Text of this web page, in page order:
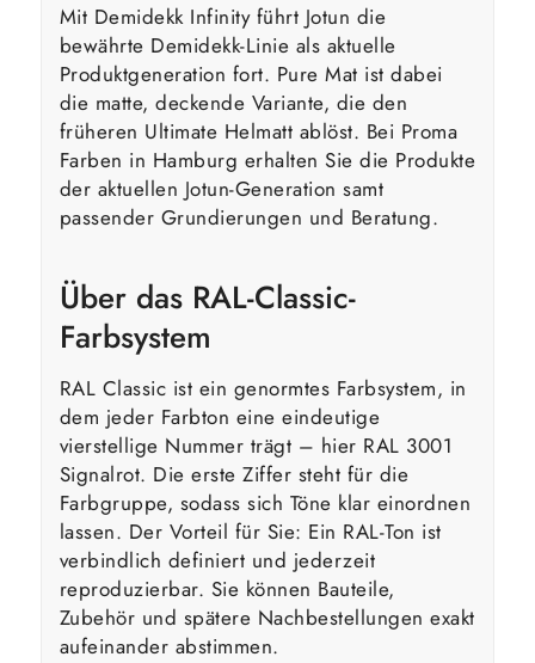
Mit Demidekk Infinity führt Jotun die
bewährte Demidekk-Linie als aktuelle
Produktgeneration fort. Pure Mat ist dabei
die matte, deckende Variante, die den
früheren Ultimate Helmatt ablöst. Bei Proma
Farben in Hamburg erhalten Sie die Produkte
der aktuellen Jotun-Generation samt
passender Grundierungen und Beratung.
Über das RAL-Classic-
Farbsystem
RAL Classic ist ein genormtes Farbsystem, in
dem jeder Farbton eine eindeutige
vierstellige Nummer trägt – hier RAL 3001
Signalrot. Die erste Ziffer steht für die
Farbgruppe, sodass sich Töne klar einordnen
lassen. Der Vorteil für Sie: Ein RAL-Ton ist
verbindlich definiert und jederzeit
reproduzierbar. Sie können Bauteile,
Zubehör und spätere Nachbestellungen exakt
aufeinander abstimmen.